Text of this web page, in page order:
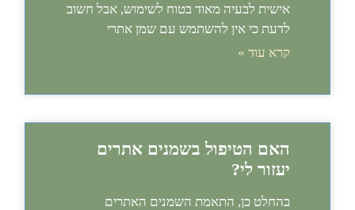
אישית לבעיה מאוד בטוח לשימוש, אבל חשוב
לדעת כי אין להשתמש עם שמן אתרי
קרא עוד »
האם הטיפול בשמנים אתרים
יעזור לי?
בהחלט כן, התאמת השמנים האתרים